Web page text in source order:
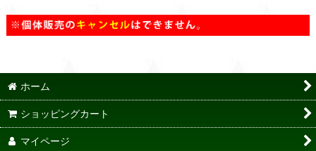
ホーム
ショッピングカート
マイページ